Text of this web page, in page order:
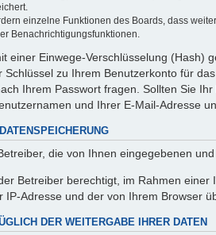
einzelne Funktionen des Boards, dass
Benachrichtigungsfunktionen.
einer Einwege-Verschlüsselung (Hash)
Schlüssel zu Ihrem Benutzerkonto für
Ihrem Passwort fragen. Sollten Sie
und Ihrer E-Mail-Adresse
die von Ihnen eingegebenen
Betreiber berechtigt, im Rahmen
IP-Adresse und der von Ihrem Browser
DER WEITERGABE IHRER DATEN